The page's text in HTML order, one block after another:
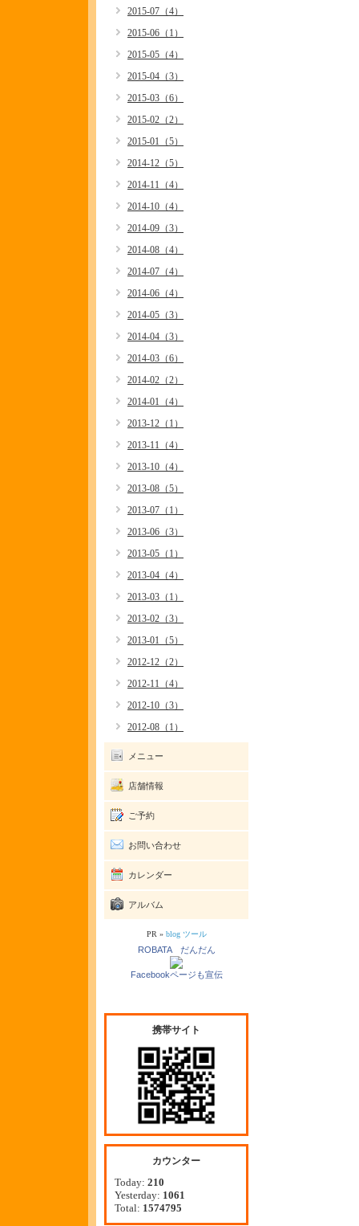
2015-07（4）
2015-06（1）
2015-05（4）
2015-04（3）
2015-03（6）
2015-02（2）
2015-01（5）
2014-12（5）
2014-11（4）
2014-10（4）
2014-09（3）
2014-08（4）
2014-07（4）
2014-06（4）
2014-05（3）
2014-04（3）
2014-03（6）
2014-02（2）
2014-01（4）
2013-12（1）
2013-11（4）
2013-10（4）
2013-08（5）
2013-07（1）
2013-06（3）
2013-05（1）
2013-04（4）
2013-03（1）
2013-02（3）
2013-01（5）
2012-12（2）
2012-11（4）
2012-10（3）
2012-08（1）
メニュー
店舗情報
ご予約
お問い合わせ
カレンダー
アルバム
PR » blog ツール
ROBATA だんだん
Facebookページも宣伝
携帯サイト
カウンター
Today: 210
Yesterday: 1061
Total: 1574795